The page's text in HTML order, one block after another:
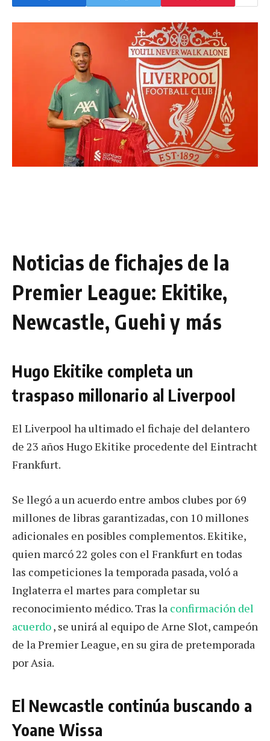
Noticias de fichajes de la
Premier League: Ekitike,
Newcastle, Guehi y más
Hugo Ekitike completa un
traspaso millonario al Liverpool
El Liverpool ha ultimado el fichaje del delantero
de 23 años Hugo Ekitike procedente del Eintracht
Frankfurt.
Se llegó a un acuerdo entre ambos clubes por 69
millones de libras garantizadas, con 10 millones
adicionales en posibles complementos. Ekitike,
quien marcó 22 goles con el Frankfurt en todas
las competiciones la temporada pasada, voló a
Inglaterra el martes para completar su
reconocimiento médico. Tras la confirmación del
acuerdo, se unirá al equipo de Arne Slot, campeón
de la Premier League, en su gira de pretemporada
por Asia.
El Newcastle continúa buscando a
Yoane Wissa